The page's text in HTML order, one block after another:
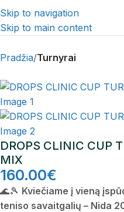
Skip to navigation
Skip to main content
Pradžia Turnyrai
DROPS CLINIC CUP
MIX
160.00€
🌊🎾 Kviečiame į vieną
teniso savaitgalių – Nida